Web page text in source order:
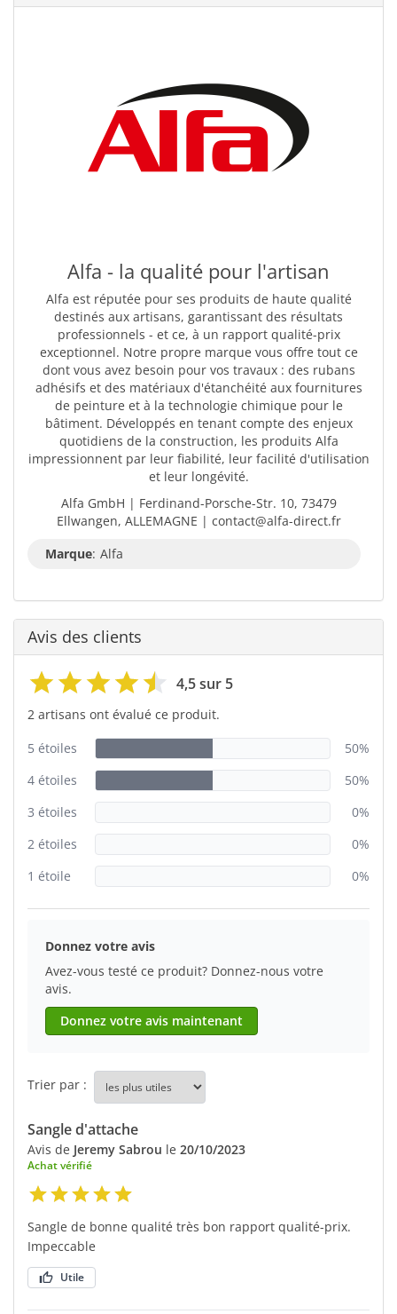
Alfa - la qualité pour l'artisan
Alfa est réputée pour ses produits de haute qualité
destinés aux artisans, garantissant des résultats
professionnels - et ce, à un rapport qualité-prix
exceptionnel. Notre propre marque vous offre tout ce
dont vous avez besoin pour vos travaux : des rubans
adhésifs et des matériaux d'étanchéité aux fournitures
de peinture et à la technologie chimique pour le
bâtiment. Développés en tenant compte des enjeux
quotidiens de la construction, les produits Alfa
impressionnent par leur fiabilité, leur facilité d'utilisation
et leur longévité.
Alfa GmbH | Ferdinand-Porsche-Str. 10, 73479
Ellwangen, ALLEMAGNE | contact@alfa-direct.fr
Marque: Alfa
Avis des clients
4,5 sur 5
2 artisans ont évalué ce produit.
5 étoiles
50%
4 étoiles
50%
3 étoiles
0%
2 étoiles
0%
1 étoile
0%
Donnez votre avis
Avez-vous testé ce produit? Donnez-nous votre
avis.
Donnez votre avis maintenant
Trier par :
Sangle d'attache
Avis de Jeremy Sabrou le 20/10/2023
Achat vérifié
Sangle de bonne qualité très bon rapport qualité-prix.
Impeccable
Utile